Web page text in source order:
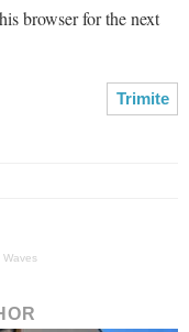
browser for the next
Waves